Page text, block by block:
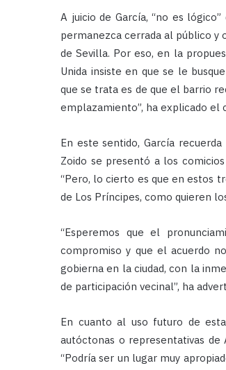
A juicio de García, “no es
permanezca cerrada al público y
de Sevilla. Por eso, en la
Unida insiste en que se le
que se trata es de que el barrio
emplazamiento”, ha explicado el
En este sentido, García
Zoido se presentó a los
“Pero, lo cierto es que en estos
de Los Príncipes, como quieren
“Esperemos que el
compromiso y que el acuerdo
gobierna en la ciudad, con la
de participación vecinal”, ha
En cuanto al uso futuro de
autóctonas o representativas de
“Podría ser un lugar muy